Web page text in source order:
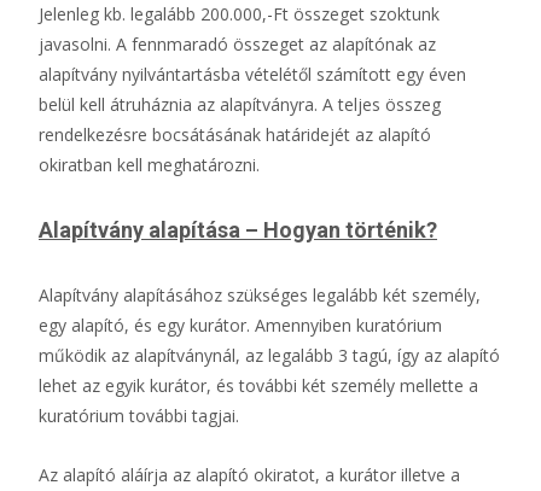
Jelenleg kb. legalább 200.000,-Ft összeget szoktunk
javasolni. A fennmaradó összeget az alapítónak az
alapítvány nyilvántartásba vételétől számított egy éven
belül kell átruháznia az alapítványra. A teljes összeg
rendelkezésre bocsátásának határidejét az alapító
okiratban kell meghatározni.
Alapítvány alapítása – Hogyan történik?
Alapítvány alapításához szükséges legalább két személy,
egy alapító, és egy kurátor. Amennyiben kuratórium
működik az alapítványnál, az legalább 3 tagú, így az alapító
lehet az egyik kurátor, és további két személy mellette a
kuratórium további tagjai.
Az alapító aláírja az alapító okiratot, a kurátor illetve a